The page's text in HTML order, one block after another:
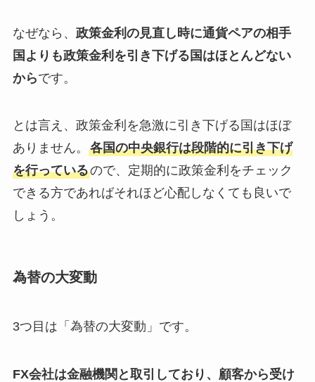
なぜなら、 政策金利の見直し時に通貨ペアの相手
国よりも政策金利を引き下げる国はほとんどない
からです。
とは言え、政策金利を急激に引き下げる国はほぼ
ありません。 各国の中央銀行は段階的に引き下げ
を行っているので、定期的に政策金利をチェック
できる方であればそれほど心配しなくても良いで
しょう。
為替の大変動
3つ目は「為替の大変動」です。
FX会社は金融機関と取引しており、顧客から受け